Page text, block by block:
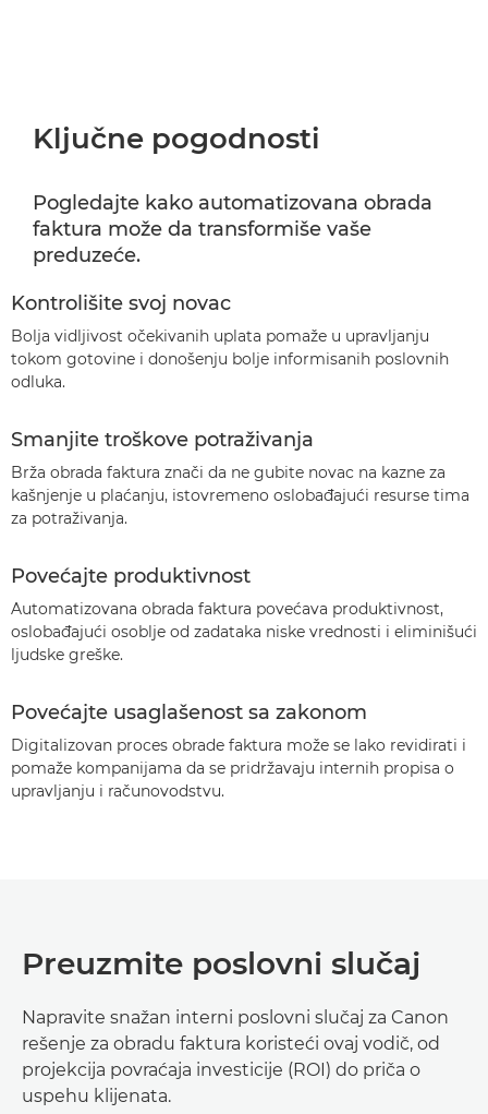
Ključne pogodnosti
Pogledajte kako automatizovana obrada
faktura može da transformiše vaše
preduzeće.
Kontrolišite svoj novac
Bolja vidljivost očekivanih uplata pomaže u upravljanju
tokom gotovine i donošenju bolje informisanih poslovnih
odluka.
Smanjite troškove potraživanja
Brža obrada faktura znači da ne gubite novac na kazne za
kašnjenje u plaćanju, istovremeno oslobađajući resurse tima
za potraživanja.
Povećajte produktivnost
Automatizovana obrada faktura povećava produktivnost,
oslobađajući osoblje od zadataka niske vrednosti i eliminišući
ljudske greške.
Povećajte usaglašenost sa zakonom
Digitalizovan proces obrade faktura može se lako revidirati i
pomaže kompanijama da se pridržavaju internih propisa o
upravljanju i računovodstvu.
Preuzmite poslovni slučaj
Napravite snažan interni poslovni slučaj za Canon
rešenje za obradu faktura koristeći ovaj vodič, od
projekcija povraćaja investicije (ROI) do priča o
uspehu klijenata.